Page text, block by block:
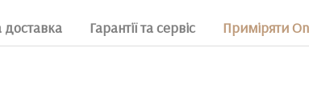
доставка Гарантії та сервіс Приміряти